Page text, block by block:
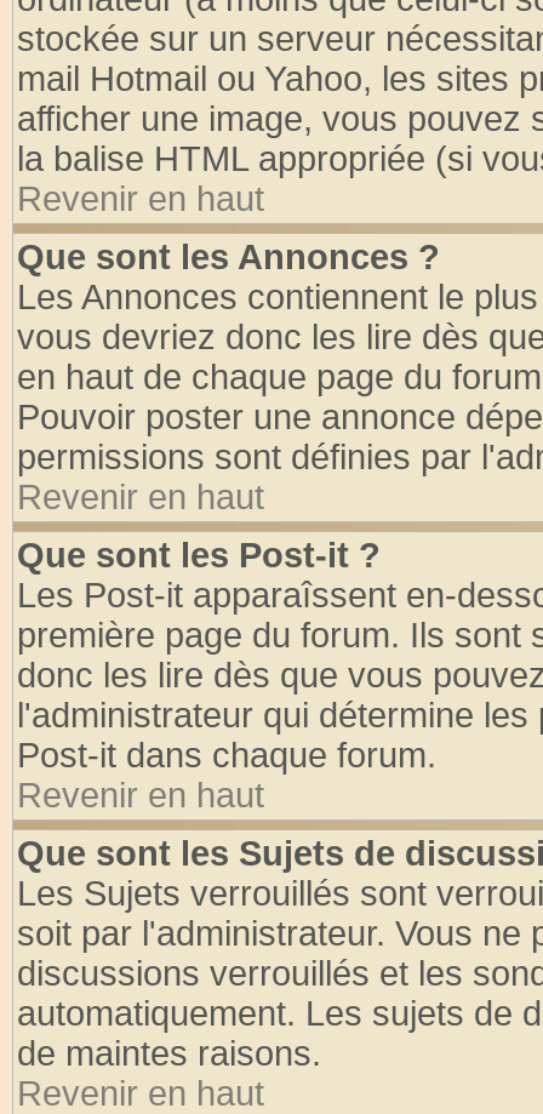
stockée sur un serveur
mail Hotmail ou Yahoo, les sites
afficher une image, vous pouvez
la balise HTML appropriée (si
Revenir en haut
Que sont les Annonces ?
Les Annonces contiennent le
vous devriez donc les lire dès
en haut de chaque page du
Pouvoir poster une annonce
permissions sont définies par
Revenir en haut
Que sont les Post-it ?
Les Post-it apparaîssent en-
première page du forum. Ils
donc les lire dès que vous
l'administrateur qui détermine
Post-it dans chaque forum.
Revenir en haut
Que sont les Sujets de
Les Sujets verrouillés sont
soit par l'administrateur. Vous
discussions verrouillés et les
automatiquement. Les sujets de
de maintes raisons.
Revenir en haut